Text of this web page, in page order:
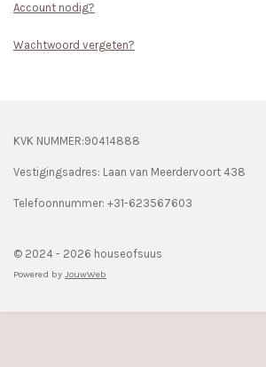
Account nodig?
Wachtwoord vergeten?
KVK NUMMER:90414888
Vestigingsadres: Laan van Meerdervoort 438
Telefoonnummer: +31-623567603
© 2024 - 2026 houseofsuus
Powered by JouwWeb